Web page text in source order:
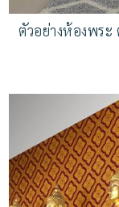
ตัวอย่างห้องพร